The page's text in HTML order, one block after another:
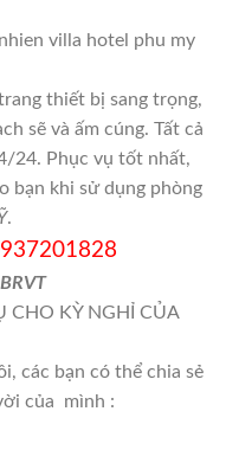
thiết bị sang trọng,
sẽ và ấm cúng. Tất cả
24. Phục vụ tốt nhất,
bạn khi sử dụng phòng
.
CHO KỲ NGHỈ CỦA
các bạn có thể chia sẻ
của mình :